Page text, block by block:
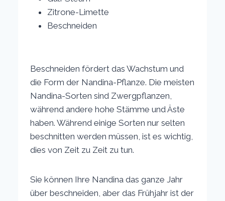
Zitrone-Limette
Beschneiden
Beschneiden fördert das Wachstum und
die Form der Nandina-Pflanze. Die meisten
Nandina-Sorten sind Zwergpflanzen,
während andere hohe Stämme und Äste
haben. Während einige Sorten nur selten
beschnitten werden müssen, ist es wichtig,
dies von Zeit zu Zeit zu tun.
Sie können Ihre Nandina das ganze Jahr
über beschneiden, aber das Frühjahr ist der